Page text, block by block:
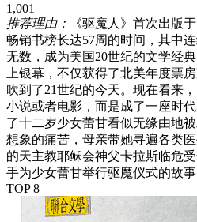
1,001
推荐理由：
《驱魔人》首次出版
畅销书榜长达57周的时间，其中
无数，成为美国20世纪的文学经
上银幕，不仅获得了北美年度票
吹到了21世纪的今天。现在看来
小说或者电影，而是成了一座时
了十二岁少女蕾甘看似无缘由地
想象的痛苦，母亲带她寻遍各类
的天主教耶稣会神父卡拉斯临危
手为少女蕾甘举行驱魔仪式的故事
TOP 8